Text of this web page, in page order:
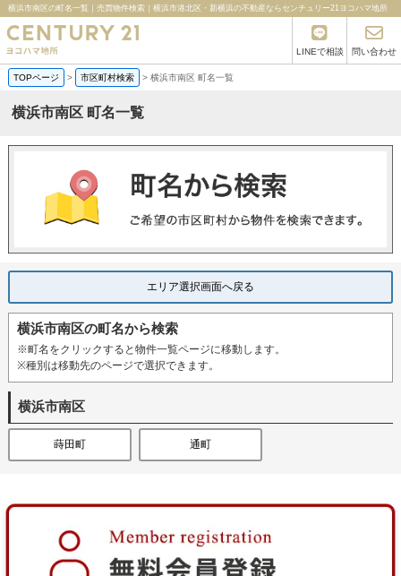
横浜市南区の町名一覧｜売買物件検索｜横浜市港北区・新横浜の不動産ならセンチュリー21ヨコハマ地所
LINEで相談 問い合わせ
TOPページ > 市区町村検索 > 横浜市南区 町名一覧
横浜市南区 町名一覧
エリア選択画面へ戻る
横浜市南区の町名から検索
※町名をクリックすると物件一覧ページに移動します。
※種別は移動先のページで選択できます。
横浜市南区
蒔田町 通町